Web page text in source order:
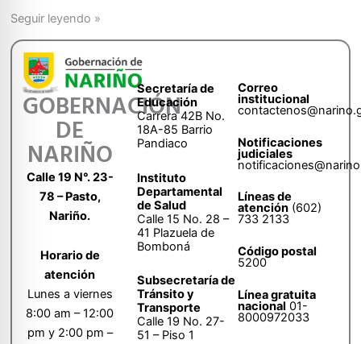
Seguir leyendo »
GOBERNACIÓN
DE
NARIÑO
Calle 19 N°. 23-
78 – Pasto,
Nariño.
Horario de
atención
Lunes a viernes
8:00 am – 12:00
pm y 2:00 pm –
Secretaría de
Educación
Carrera 42B No.
18A-85 Barrio
Pandiaco
Instituto
Departamental
de Salud
Calle 15 No. 28 –
41 Plazuela de
Bomboná
Subsecretaría de
Tránsito y
Transporte
Calle 19 No. 27-
51 – Piso 1
Correo
institucional
Notificaciones
judiciales
Líneas de
atención (602)
733 2133
Código postal
5200
Línea gratuita
nacional 01-
8000972033